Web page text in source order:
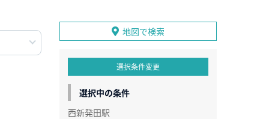
地図で検索
選択条件変更
選択中の条件
西新発田駅